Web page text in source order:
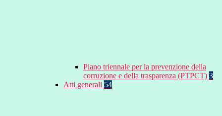
Piano triennale per la prevenzione della
corruzione e della trasparenza (PTPCT) 3
Atti generali 54